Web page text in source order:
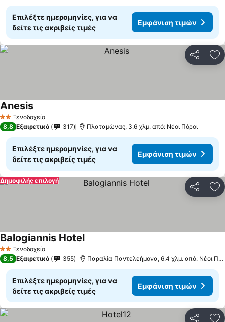
Επιλέξτε ημερομηνίες, για να
δείτε τις ακριβείς τιμές
Εμφάνιση τιμών
2 ΑστέριαΞενοδοχείο
AnesisΕμφάνιση τιμών
8,8 Εξαιρετικό 317 Πλαταμώνας, 3.6 χλμ. από: Νέοι Πόροι
Επιλέξτε ημερομηνίες, για να
δείτε τις ακριβείς τιμές
Εμφάνιση τιμών
Δημοφιλής επιλογή
2 ΑστέριαΞενοδοχείο
Balogiannis HotelΕμφάνιση τιμών
8,5 Εξαιρετικό 355 Παραλία Παντελεήμονα, 6.4 χλμ. από: Νέοι
Επιλέξτε ημερομηνίες, για να
δείτε τις ακριβείς τιμές
Εμφάνιση τιμών